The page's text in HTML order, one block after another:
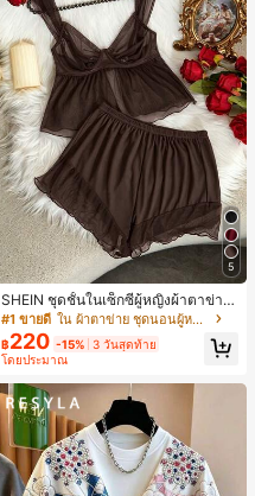
5
SHEIN ชุดชั้นในเซ็กซี่ผู้หญิงผ้าตาข่าย
มีโครงคัพบาง
#1 ขายดี ใน ผ้าตาข่าย ชุดนอนผู้หญิง
฿220 -15% 3 วันสุดท้าย
โดยประมาณ